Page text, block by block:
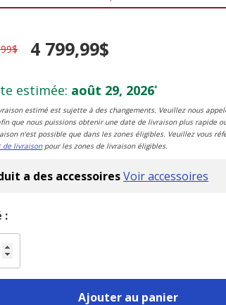
4 799,99$
estimée: août 29, 2026*
estimé est sujette à des changements. Veuillez nous
que nous puissions obtenir une date de livraison plus rapide
n'est possible que dans les zones éligibles. Veuillez vous
de livraisonpour les zones de livraison éligibles.
a des accessoiresVoir accessoires
: